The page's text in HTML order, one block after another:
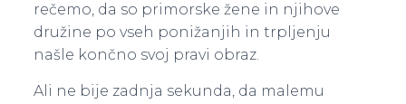
rečemo, da so primorske žene in njihove
družine po vseh ponižanjih in trpljenju
našle končno svoj pravi obraz.
Ali ne bije zadnja sekunda, da malemu